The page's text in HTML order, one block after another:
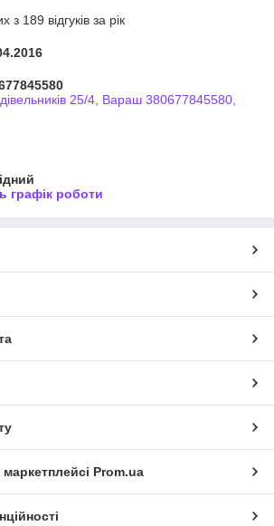
з 189 відгуків за рік
25/4, Вараш 380677845580,
графік роботи
Prom.ua